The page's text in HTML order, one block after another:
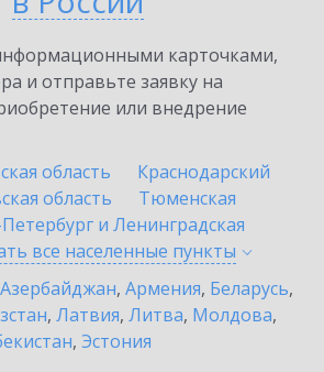
карточками,
и отправьте заявку на
или внедрение
область
Краснодарский
область
Тюменская
и Ленинградская
все населенные пункты
Азербайджан, Армения, Беларусь,
, Латвия, Литва, Молдова,
, Эстония